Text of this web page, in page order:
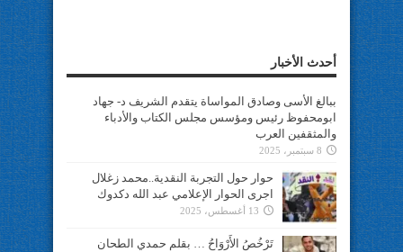
أحدث الأخبار
ببالغ الأسى وصادق المواساة يتقدم الشريف د- جهاد
ابومحفوظ رئيس ومؤسس مجلس الكتاب والأدباء
والمثقفين العرب
8 سبتمبر، 2025
حوار حول التجربة النقدية..محمد زغلال
اجرى الحوار الإعلامي عبد الله دكدوك
13 أغسطس، 2025
تَرْخُصُ الأَرْوَاحُ … بقلم حمدي الطحان